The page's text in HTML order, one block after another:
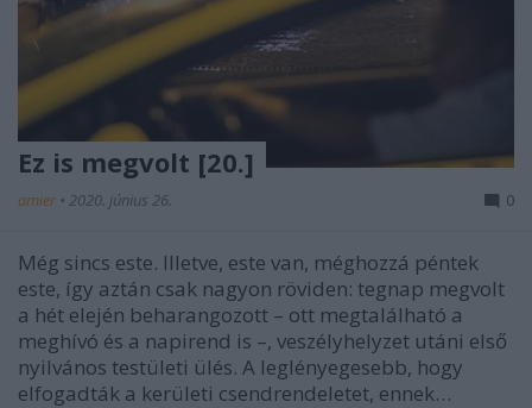
Ez is megvolt [20.]
amier • 2020. június 26. 0
Még sincs este. Illetve, este van, méghozzá péntek
este, így aztán csak nagyon röviden: tegnap megvolt
a hét elején beharangozott – ott megtalálható a
meghívó és a napirend is –, veszélyhelyzet utáni első
nyilvános testületi ülés. A leglényegesebb, hogy
elfogadták a kerületi csendrendeletet, ennek…